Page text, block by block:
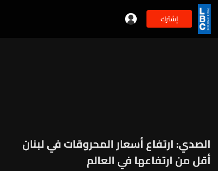
إشترك
الصدي: ارتفاع أسعار المحروقات في لبنان
أقل من ارتفاعها في العالم